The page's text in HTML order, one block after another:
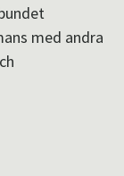
med andra